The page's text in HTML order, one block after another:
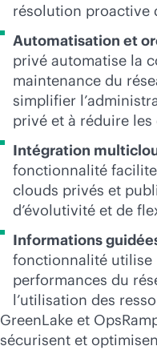
résolution proactive
Automatisation et
privé automatise la
maintenance du
simplifier
privé et à réduire les
Intégration
fonctionnalité
clouds privés et
d’évolutivité et de
Informations
fonctionnalité utilise
performances du
l’utilisation des
GreenLake et
sécurisent et